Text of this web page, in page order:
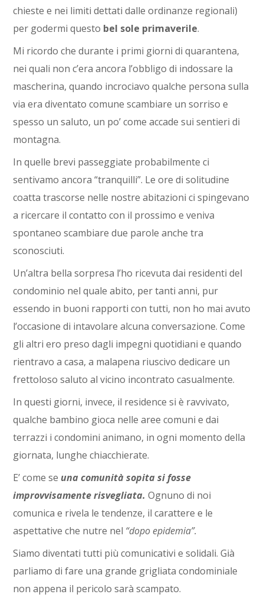
chieste e nei limiti dettati dalle ordinanze regionali)
per godermi questo bel sole primaverile.
Mi ricordo che durante i primi giorni di quarantena,
nei quali non c’era ancora l’obbligo di indossare la
mascherina, quando incrociavo qualche persona sulla
via era diventato comune scambiare un sorriso e
spesso un saluto, un po’ come accade sui sentieri di
montagna.
In quelle brevi passeggiate probabilmente ci
sentivamo ancora “tranquilli”. Le ore di solitudine
coatta trascorse nelle nostre abitazioni ci spingevano
a ricercare il contatto con il prossimo e veniva
spontaneo scambiare due parole anche tra
sconosciuti.
Un’altra bella sorpresa l’ho ricevuta dai residenti del
condominio nel quale abito, per tanti anni, pur
essendo in buoni rapporti con tutti, non ho mai avuto
l’occasione di intavolare alcuna conversazione. Come
gli altri ero preso dagli impegni quotidiani e quando
rientravo a casa, a malapena riuscivo dedicare un
frettoloso salutoal vicino incontrato casualmente.
In questi giorni, invece, il residence si è ravvivato,
qualche bambino gioca nelle aree comuni e dai
terrazzi i condomini animano, in ogni momento della
giornata, lunghe chiacchierate.
E’ come se una comunità sopita si fosse
improvvisamente risvegliata.Ognuno di noi
comunica e rivela le tendenze, il carattere e le
aspettative che nutre nel “dopo epidemia”.
Siamo diventati tutti più comunicativi e solidali. Già
parliamo di fare una grande grigliata condominiale
non appena il pericolo sarà scampato.